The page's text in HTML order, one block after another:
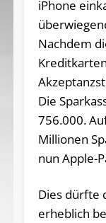
iPhone
Nachdem
Die
756.000.
Millionen
nun Apple-
Dies dürfte
erheblich